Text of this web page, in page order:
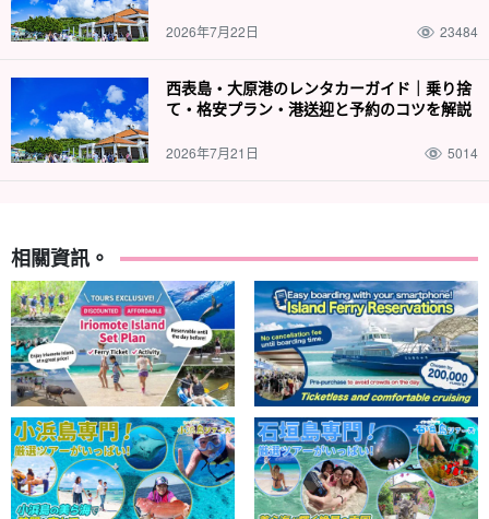
2026年7月22日 23484
西表島・大原港のレンタカーガイド｜乗り捨
て・格安プラン・港送迎と予約のコツを解説
2026年7月21日 5014
相關資訊。